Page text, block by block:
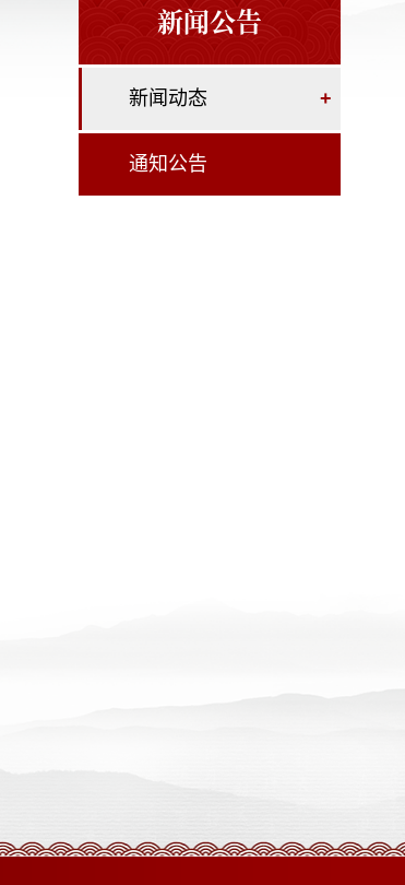
新闻公告
新闻动态 +
通知公告